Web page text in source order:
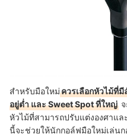
สำหรับมือใหม่ควรเลือกหัวไม้ที่
อยู่ต่ำ และ Sweet Spot ที่ใหญ่
หัวไม้ที่สามารถปรับแต่งองศาแ
นี้จะช่วยให้นักกอล์ฟมือใหม่เล่น